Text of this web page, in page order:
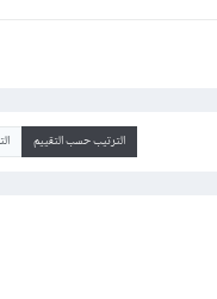
الترتيب حسب التقييم